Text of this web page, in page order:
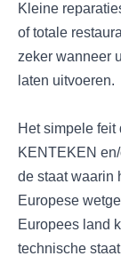
Kleine
of totale
zeker wanneer
laten uitvoeren.
Het simpele
KENTEKEN
de staat waarin
Europese
Europees land
technische